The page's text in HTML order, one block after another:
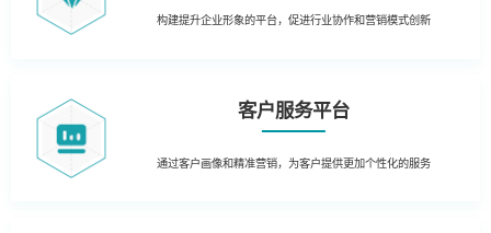
构建提升企业形象的平台，促进行业协作和营销模式创新
客户服务平台
通过客户画像和精准营销，为客户提供更加个性化的服务